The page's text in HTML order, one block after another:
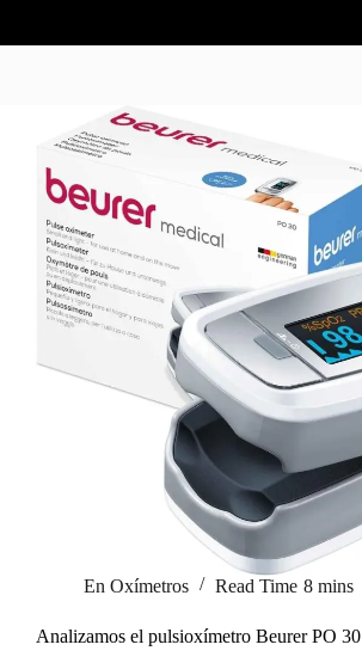
En Oxímetros Read Time 8 mins
Analizamos el pulsioxímetro Beurer PO 30